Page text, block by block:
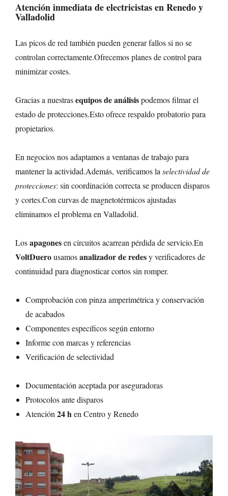
Atención inmediata deelectricistasen Renedo y
Valladolid
Las picos de red también pueden generar fallos si no se
controlan correctamente.Ofrecemos planes de control para
minimizar costes.
Gracias a nuestrasequipos de análisispodemos filmar el
estado de protecciones.Esto ofrece respaldo probatorio para
propietarios.
En negocios nos adaptamos a ventanas de trabajo para
mantener la actividad.Además, verificamos la selectividad de
protecciones: sin coordinación correcta se producen disparos
y cortes.Con curvas de magnetotérmicos ajustadas
eliminamos el problema en Valladolid.
Losapagonesen circuitos acarrean pérdida de servicio.En
VoltDuerousamosanalizador de redesy verificadores de
continuidad para diagnosticar cortos sin romper.
Comprobación con pinza amperimétrica y conservación
de acabados
Componentes específicos según entorno
Informe con marcas y referencias
Verificación de selectividad
Documentación aceptada por aseguradoras
Protocolos ante disparos
Atención 24 hen Centro y Renedo